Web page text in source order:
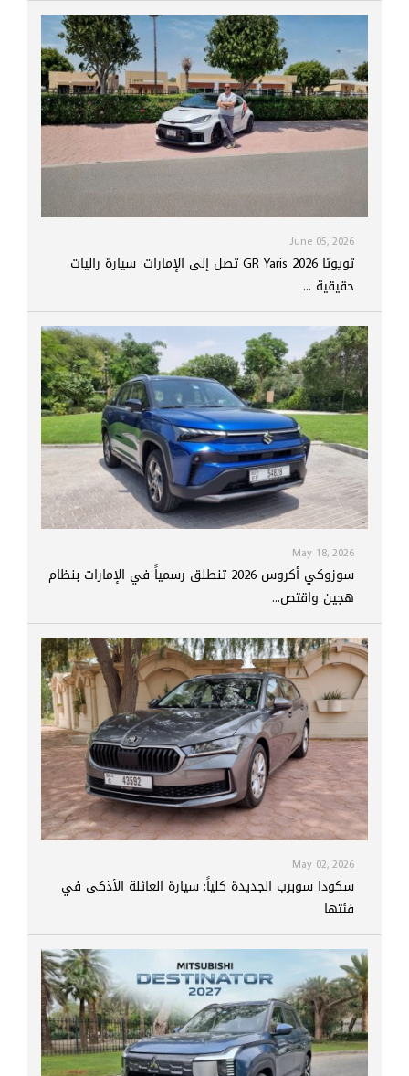
June 05, 2026
تويوتا GR Yaris 2026 تصل إلى الإمارات: سيارة راليات
حقيقية ...
May 18, 2026
سوزوكي أكروس 2026 تنطلق رسمياً في الإمارات بنظام
هجين واقتص...
May 02, 2026
سكودا سوبرب الجديدة كلياً: سيارة العائلة الأذكى في
فئتها